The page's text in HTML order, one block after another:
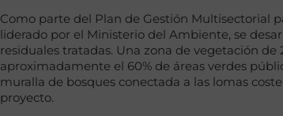
Como parte del Plan de Gestión Multisectorial
liderado por el Ministerio del Ambiente, se
residuales tratadas. Una zona de vegetación
aproximadamente el 60% de áreas verdes
muralla de bosques conectada a las lomas
proyecto.